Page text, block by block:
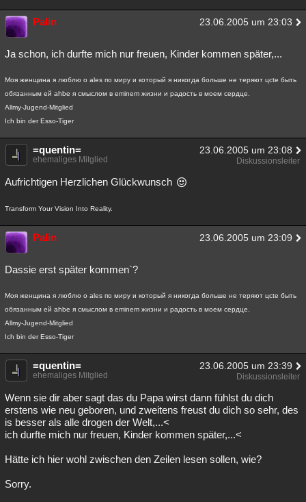
Palin 23.06.2005 um 23:03
Ja schon, ich durfte mich nur freuen, Kinder kommen später,...
Моя женщина я люблю о ales по миру и который я никогда больше не теряют цcte быть
обязанным ей ahbe я смыслом в eminem жизни и радость в моем сердце.
Allmy-Jugend-Mitglied
Ich bin der Esso-Tiger
=quentin= 23.06.2005 um 23:08
ehemaliges Mitglied Diskussionsleiter
Aufrichtigen Herzlichen Glückwunsch
Transform Your Vision Into Reality.
Palin 23.06.2005 um 23:09
Dassie erst später kommen`?
Моя женщина я люблю о ales по миру и который я никогда больше не теряют цcte быть
обязанным ей ahbe я смыслом в eminem жизни и радость в моем сердце.
Allmy-Jugend-Mitglied
Ich bin der Esso-Tiger
=quentin= 23.06.2005 um 23:39
ehemaliges Mitglied Diskussionsleiter
Wenn sie dir aber sagt das du Papa wirst dann fühlst du dich
erstens wie neu geboren, und zweitens freust du dich so sehr, des
is besser als alle drogen der Welt,...<
ich durfte mich nur freuen, Kinder kommen später,...<
Hätte ich hier wohl zwischen den Zeilen lesen sollen, wie?
Sorry.